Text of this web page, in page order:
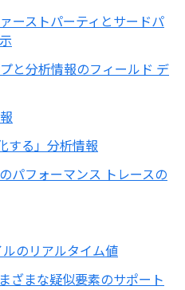
ーストパーティとサードパ
と分析情報のフィールド デ
する」分析情報
パフォーマンス トレースの
のリアルタイム値
ざまな疑似要素のサポート